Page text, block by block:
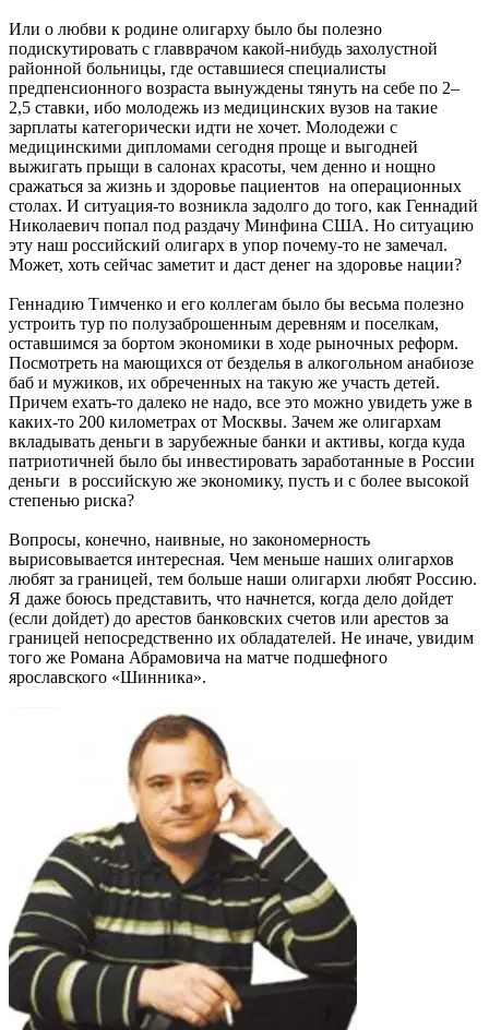
Или о любви к родине олигарху было бы полезно
подискутировать с главврачом какой-нибудь захолустной
районной больницы, где оставшиеся специалисты
предпенсионного возраста вынуждены тянуть на себе по 2–
2,5 ставки, ибо молодежь из медицинских вузов на такие
зарплаты категорически идти не хочет. Молодежи с
медицинскими дипломами сегодня проще и выгодней
выжигать прыщи в салонах красоты, чем денно и нощно
сражаться за жизнь и здоровье пациентов на операционных
столах. И ситуация-то возникла задолго до того, как Геннадий
Николаевич попал под раздачу Минфина США. Но ситуацию
эту наш российский олигарх в упор почему-то не замечал.
Может, хоть сейчас заметит и даст денег на здоровье нации?
Геннадию Тимченко и его коллегам было бы весьма полезно
устроить тур по полузаброшенным деревням и поселкам,
оставшимся за бортом экономики в ходе рыночных реформ.
Посмотреть на мающихся от безделья в алкогольном анабиозе
баб и мужиков, их обреченных на такую же участь детей.
Причем ехать-то далеко не надо, все это можно увидеть уже в
каких-то 200 километрах от Москвы. Зачем же олигархам
вкладывать деньги в зарубежные банки и активы, когда куда
патриотичней было бы инвестировать заработанные в России
деньги в российскую же экономику, пусть и с более высокой
степенью риска?
Вопросы, конечно, наивные, но закономерность
вырисовывается интересная. Чем меньше наших олигархов
любят за границей, тем больше наши олигархи любят Россию.
Я даже боюсь представить, что начнется, когда дело дойдет
(если дойдет) до арестов банковских счетов или арестов за
границей непосредственно их обладателей. Не иначе, увидим
того же Романа Абрамовича на матче подшефного
ярославского «Шинника».